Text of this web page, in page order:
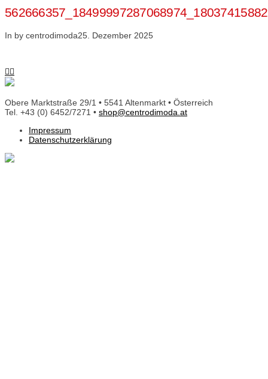
In by centrodimoda25. Dezember 2025
Obere Marktstraße 29/1 • 5541 Altenmarkt • Österreich
Tel. +43 (0) 6452/7271 • shop@centrodimoda.at
Impressum
Datenschutzerklärung